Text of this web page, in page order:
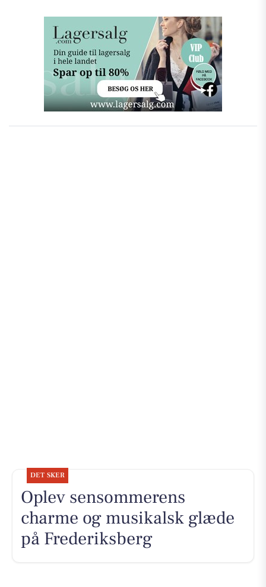
DET SKER
Oplev sensommerens
charme og musikalsk glæde
på Frederiksberg